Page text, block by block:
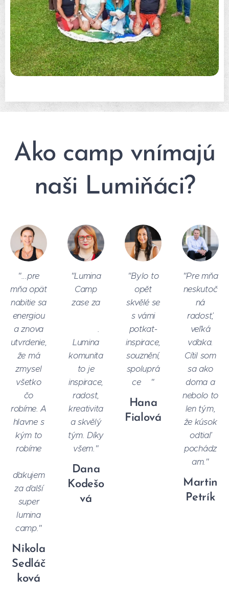
Ako camp vnímajú
naši Lumiňáci?
"...pre
mňa opäť
nabitie sa
energiou
a znova
utvrdenie,
že má
zmysel
všetko
čo
robíme. A
hlavne s
kým to
robíme
ďakujem
za ďalší
super
lumina
camp."
Nikola
Sedláč
ková
"Lumina
Camp
zase za
⭐ ⭐ .
Lumina
komunita
to je
inspirace,
radost,
kreativita
a skvělý
tým. Díky
všem."
Dana
Kodešo
vá
"Bylo to
opět
skvělé se
s vámi
potkat-
inspirace,
souznění,
spoluprá
ce🌸"
Hana
Fialová
"Pre mňa
neskutoč
ná
radosť,
veľká
vďaka.
Cítil som
sa ako
doma a
nebolo to
len tým,
že kúsok
odtiaľ
pochádz
am."
Martin
Petrík